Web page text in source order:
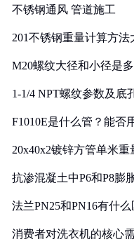
不锈钢通风 管道施工
201不锈钢重量计算方法
M20螺纹大径和小径是
1-1/4 NPT螺纹参数及底
F1010E是什么管？能否
20x40x2镀锌方管单米
抗渗混凝土中P6和P8膨
法兰PN25和PN16有什么
消费者对洗衣机的核心